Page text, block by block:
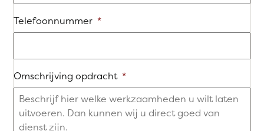
Telefoonnummer *
Omschrijving opdracht *